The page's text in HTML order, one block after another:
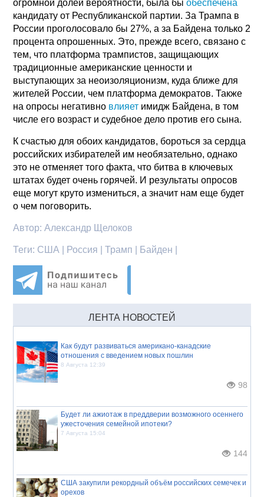
огромной долей вероятности, была быобеспечена
кандидату от Республиканской партии. За Трампа в
России проголосовало бы 27%, а за Байдена только 2
процента опрошенных. Это, прежде всего, связано с
тем, что платформа трампистов, защищающих
традиционные американские ценности и
выступающих за неоизоляционизм, куда ближе для
жителей России, чем платформа демократов. Также
на опросы негативно влияет имидж Байдена, в том
числе его возраст и судебное дело против его сына.
К счастью для обоих кандидатов, бороться за сердца
российских избирателей им необязательно, однако
это не отменяет того факта, что битва в ключевых
штатах будет очень горячей. И результаты опросов
еще могут круто измениться, а значит нам еще будет
о чем поговорить.
Автор:Александр Щелоков
Теги: США | Россия | Трамп | Байден |
ЛЕНТА НОВОСТЕЙ
Как будут развиваться американо-канадские
отношения с введением новых пошлин
8 Августа 12:39
98
Будет ли ажиотаж в преддверии возможного осеннего
ужесточения семейной ипотеки?
7 Августа 15:04
144
США закупили рекордный объём российских семечек и
орехов